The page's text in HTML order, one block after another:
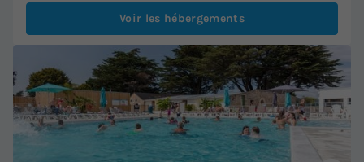
Voir les hébergements